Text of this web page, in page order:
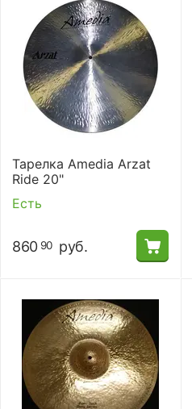
Тарелка Amedia Arzat
Ride 20"
Есть
860 90 руб.